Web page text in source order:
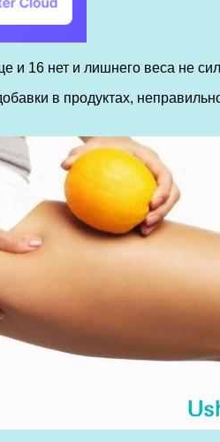
16 нет и лишнего веса не
в продуктах,